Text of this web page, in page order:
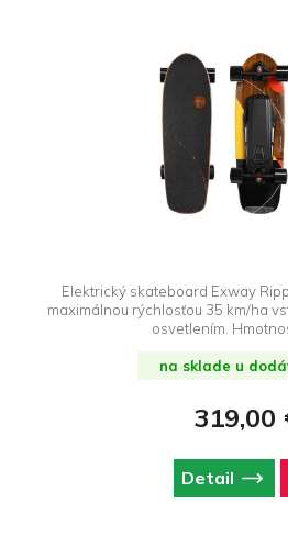
Elektrický skateboard Exway
maximálnou rýchlosťou 35 km/ha
osvetlením.
na sklade u
319,00
Detail